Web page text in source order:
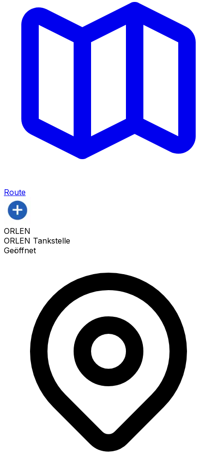
Route
ORLEN
ORLEN Tankstelle
Geöffnet